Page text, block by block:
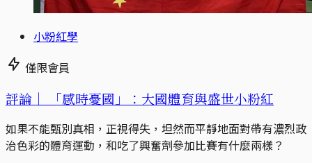
小粉紅學
僅限會員
評論｜ 「感時憂國」：大國體育與盛世小粉紅
如果不能甄別真相，正視得失，坦然而平靜地面對帶有濃烈政
治色彩的體育運動，和吃了興奮劑參加比賽有什麼兩樣？